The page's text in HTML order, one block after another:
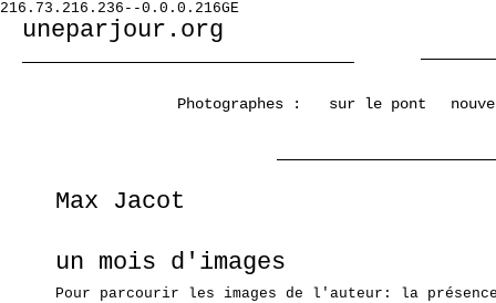
216.73.216.236--0.0.0.216GE
uneparjour.org
Photographes : sur le pont
Max Jacot
un mois d'images
Pour parcourir les images de l'auteur: la